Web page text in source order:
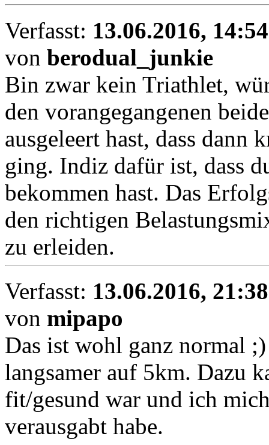
Verfasst: 13.06.2016, 14:54
von berodual_junkie
Bin zwar kein Triathlet,
den vorangegangenen
ausgeleert hast, dass dann
ging. Indiz dafür ist, dass
bekommen hast. Das
den richtigen
zu erleiden.
Verfasst: 13.06.2016, 21:38
von mipapo
Das ist wohl ganz normal
langsamer auf 5km. Dazu
fit/gesund war und ich
verausgabt habe.